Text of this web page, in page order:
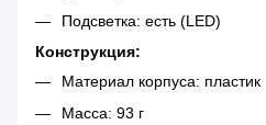
Подсветка: есть (LED)
Конструкция:
Материал корпуса: пластик
Масса: 93 г